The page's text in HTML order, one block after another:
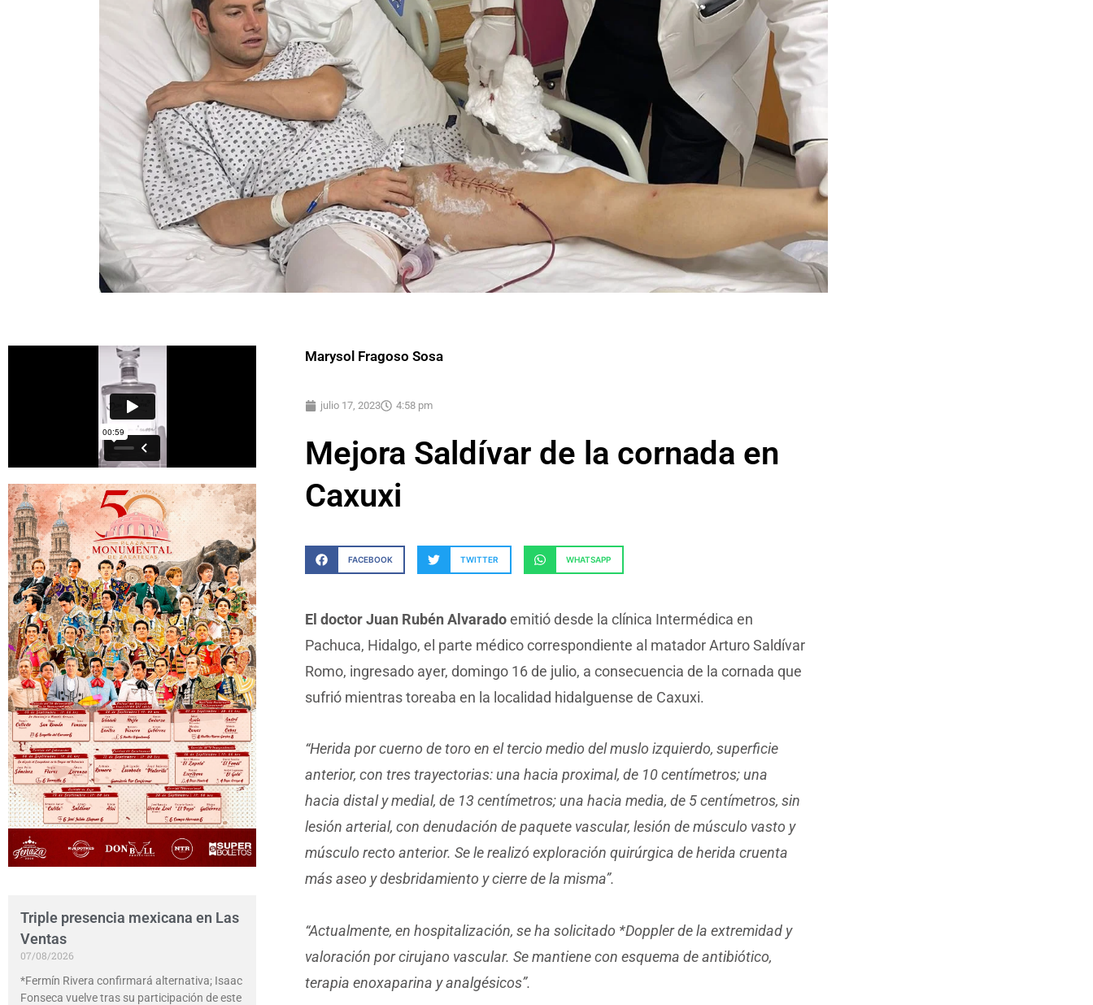
Triple presencia mexicana en Las
Ventas
07/08/2026
*Fermín Rivera confirmará alternativa; Isaac
Fonseca vuelve tras su participación de este
Marysol Fragoso Sosa
julio 17, 2023 4:58 pm
Mejora Saldívar de la cornada en
Caxuxi
FACEBOOK TWITTER WHATSAPP
El doctor Juan Rubén Alvaradoemitió desde la clínica Intermédica en
Pachuca, Hidalgo, el parte médico correspondiente al matador Arturo Saldívar
Romo, ingresado ayer, domingo 16 de julio, a consecuencia de la cornada que
sufrió mientras toreaba en la localidad hidalguense de Caxuxi.
“Herida por cuerno de toro en el tercio medio del muslo izquierdo, superficie
anterior, con tres trayectorias: una hacia proximal, de 10 centímetros; una
hacia distal y medial, de 13 centímetros; una hacia media, de 5 centímetros, sin
lesión arterial, con denudación de paquete vascular, lesión de músculo vasto y
músculo recto anterior. Se le realizó exploración quirúrgica de herida cruenta
más aseo y desbridamiento y cierre de la misma”.
“Actualmente, en hospitalización, se ha solicitado *Doppler de la extremidad y
valoración por cirujano vascular. Se mantiene con esquema de antibiótico,
terapia enoxaparina y analgésicos”.